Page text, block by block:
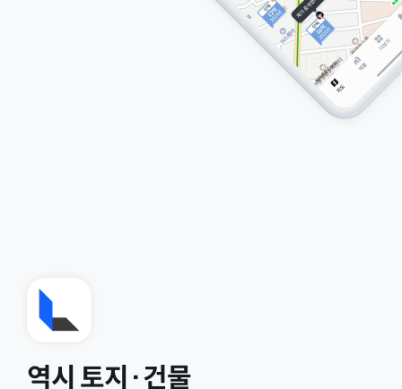
역시 토지·건물